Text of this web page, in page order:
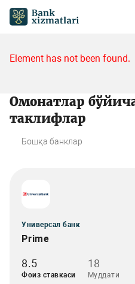
Element has not been found.
Омонатлар
таклифлар
Бошқа банклар
Универсал банк
Prime
8.5
Фоиз ставкаси
18
Муддати